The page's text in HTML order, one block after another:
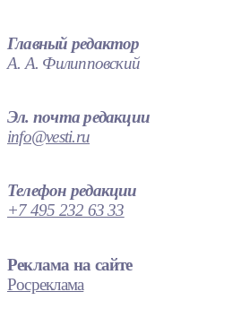
Главный редактор
А. А. Филипповский
Эл. почта редакции
info@vesti.ru
Телефон редакции
+7 495 232 63 33
Реклама на сайте
Росреклама